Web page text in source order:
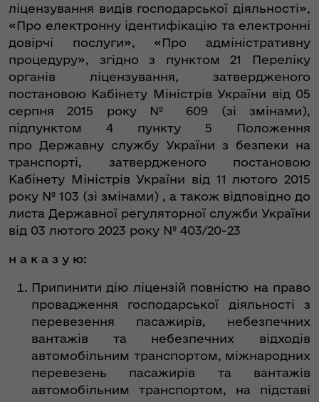
ліцензування видів господарської діяльності»,
«Про електронну ідентифікацію та електронні
довірчі послуги», «Про адміністративну
процедуру», згідно з пунктом 21 Переліку
органів ліцензування, затвердженого
постановою Кабінету Міністрів України від 05
серпня 2015 року № 609 (зі змінами),
підпунктом 4 пункту 5 Положення
про Державну службу України з безпеки на
транспорті, затвердженого постановою
Кабінету Міністрів України від 11 лютого 2015
року № 103 (зі змінами) , а також відповідно до
листа Державної регуляторної служби України
від 03 лютого 2023 року № 403/20-23
н а к а з у ю:
Припинити дію ліцензій повністю на право
провадження господарської діяльності з
перевезення пасажирів, небезпечних
вантажів та небезпечних відходів
автомобільним транспортом, міжнародних
перевезень пасажирів та вантажів
автомобільним транспортом, на підставі